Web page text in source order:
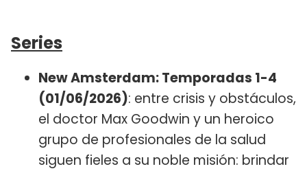
Series
New Amsterdam: Temporadas 1-4
(01/06/2026): entre crisis y obstáculos,
el doctor Max Goodwin y un heroico
grupo de profesionales de la salud
siguen fieles a su noble misión: brindar